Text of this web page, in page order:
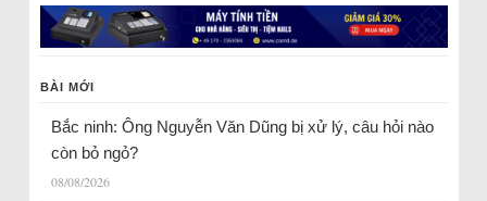
BÀI MỚI
Bắc ninh: Ông Nguyễn Văn Dũng bị xử lý, câu hỏi nào
còn bỏ ngỏ?
08/08/2026